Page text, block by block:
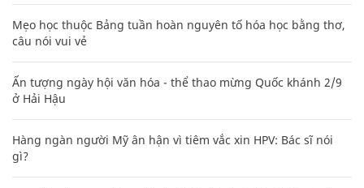
Mẹo học thuộc Bảng tuần hoàn nguyên tố hóa học bằng thơ,
câu nói vui vẻ
Ấn tượng ngày hội văn hóa - thể thao mừng Quốc khánh 2/9
ở Hải Hậu
Hàng ngàn người Mỹ ân hận vì tiêm vắc xin HPV: Bác sĩ nói
gì?